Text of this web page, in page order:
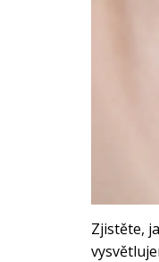
Zjistěte,